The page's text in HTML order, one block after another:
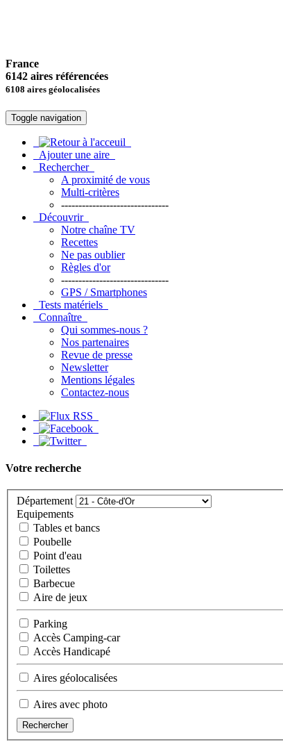
France
6142 aires référencées
6108 aires géolocalisées
Toggle navigation
Ajouter une aire
Rechercher
A proximité de vous
Multi-critères
-------------------------------
Découvrir
Notre chaîne TV
Recettes
Ne pas oublier
Règles d'or
-------------------------------
GPS / Smartphones
Tests matériels
Connaître
Qui sommes-nous ?
Nos partenaires
Revue de presse
Newsletter
Mentions légales
Contactez-nous
Votre recherche
Département
Equipements
Tables et bancs
Poubelle
Point d'eau
Toilettes
Barbecue
Aire de jeux
Parking
Accès Camping-car
Accès Handicapé
Aires géolocalisées
Aires avec photo
Rechercher